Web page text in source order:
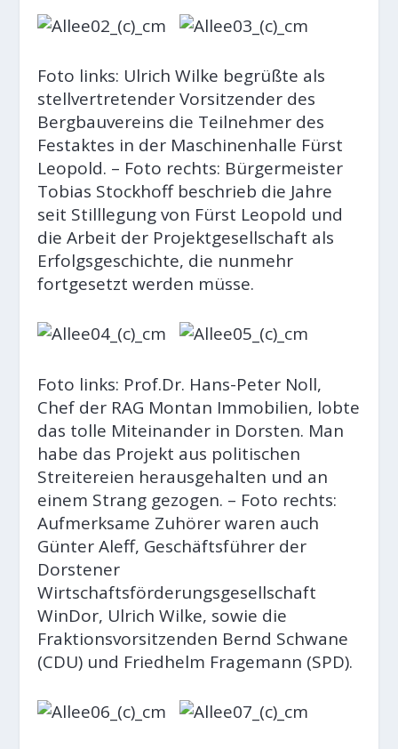
Foto links: Ulrich Wilke begrüßte als
stellvertretender Vorsitzender des
Bergbauvereins die Teilnehmer des
Festaktes in der Maschinenhalle Fürst
Leopold. – Foto rechts: Bürgermeister
Tobias Stockhoff beschrieb die Jahre
seit Stilllegung von Fürst Leopold und
die Arbeit der Projektgesellschaft als
Erfolgsgeschichte, die nunmehr
fortgesetzt werden müsse.
Foto links: Prof.Dr. Hans-Peter Noll,
Chef der RAG Montan Immobilien, lobte
das tolle Miteinander in Dorsten. Man
habe das Projekt aus politischen
Streitereien herausgehalten und an
einem Strang gezogen. – Foto rechts:
Aufmerksame Zuhörer waren auch
Günter Aleff, Geschäftsführer der
Dorstener
Wirtschaftsförderungsgesellschaft
WinDor, Ulrich Wilke, sowie die
Fraktionsvorsitzenden Bernd Schwane
(CDU) und Friedhelm Fragemann (SPD).